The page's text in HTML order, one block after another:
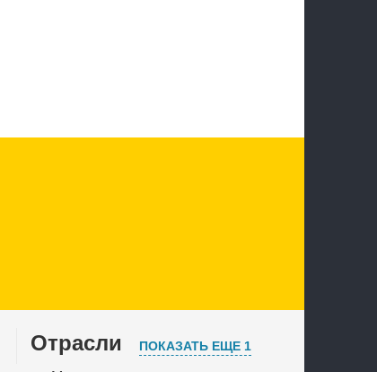
Отрасли ПОКАЗАТЬ ЕЩЕ 1